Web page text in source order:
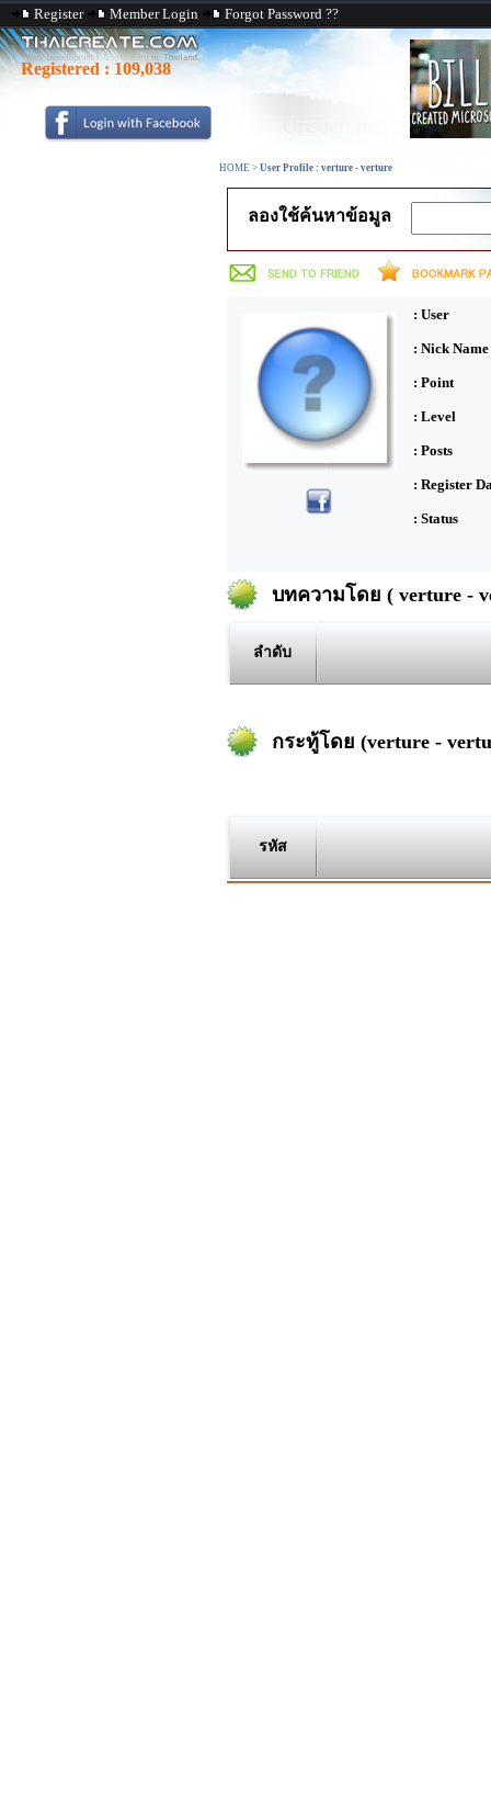
Register Member Login Forgot Password ??
Registered : 109,038
HOME > User Profile : verture - verture
ลองใช้ค้นหาข้อมูล
: User
: Nick Name
: Point
: Level
: Posts
: Register
: Status
บทความโดย ( verture -
ลำดับ
กระทู้โดย (verture -
รหัส